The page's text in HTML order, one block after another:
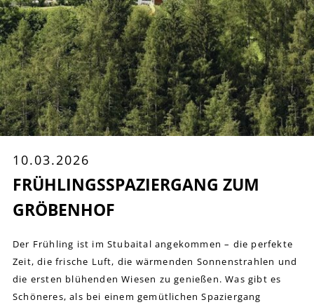
10.03.2026
FRÜHLINGSSPAZIERGANG ZUM
GRÖBENHOF
Der Frühling ist im Stubaital angekommen – die perfekte
Zeit, die frische Luft, die wärmenden Sonnenstrahlen und
die ersten blühenden Wiesen zu genießen. Was gibt es
Schöneres, als bei einem gemütlichen Spaziergang